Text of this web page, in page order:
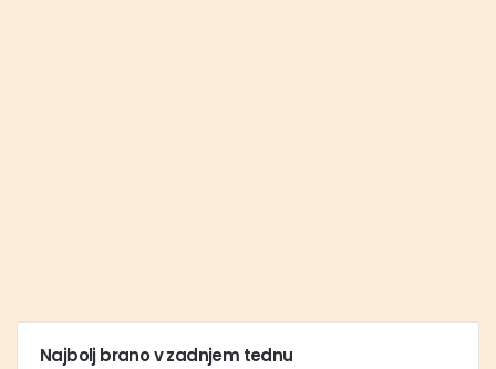
Najbolj brano v zadnjem tednu